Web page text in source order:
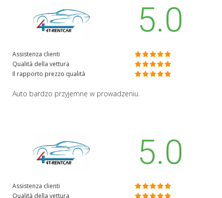
5.0
Assistenza clienti
Qualità della vettura
Il rapporto prezzo qualità
Auto bardzo przyjemne w prowadzeniu.
5.0
Assistenza clienti
Qualità della vettura